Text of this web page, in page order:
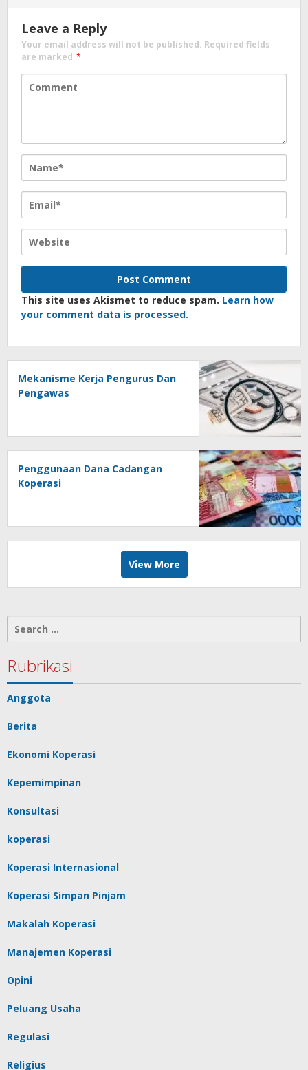
Leave a Reply
Your email address will not be published. Required fields
are marked *
This site uses Akismet to reduce spam. Learn how
your comment data is processed.
Mekanisme Kerja Pengurus Dan
Pengawas
Penggunaan Dana Cadangan
Koperasi
View More
for:
Rubrikasi
Anggota
Berita
Ekonomi Koperasi
Kepemimpinan
Konsultasi
koperasi
Koperasi Internasional
Koperasi Simpan Pinjam
Makalah Koperasi
Manajemen Koperasi
Opini
Peluang Usaha
Regulasi
Religius